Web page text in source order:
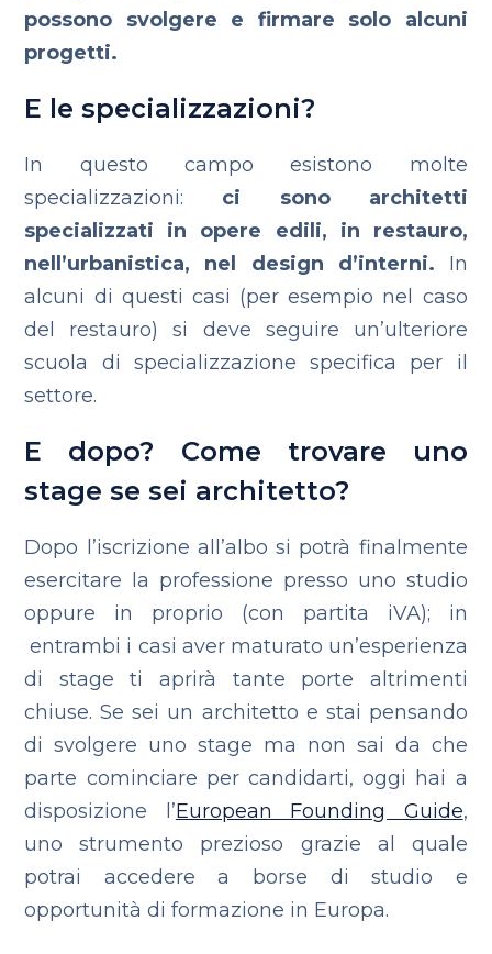
possono svolgere e firmare solo alcuni
progetti.
E le specializzazioni?
In questo campo esistono molte
specializzazioni: ci sono architetti
specializzati in opere edili, in restauro,
nell’urbanistica, nel design d’interni. In
alcuni di questi casi (per esempio nel caso
del restauro) si deve seguire un’ulteriore
scuola di specializzazione specifica per il
settore.
E dopo? Come trovare uno
stage se sei architetto?
Dopo l’iscrizione all’albo si potrà finalmente
esercitare la professione presso uno studio
oppure in proprio (con partita iVA); in
entrambi i casi aver maturato un’esperienza
di stage ti aprirà tante porte altrimenti
chiuse. Se sei un architetto e stai pensando
di svolgere uno stage ma non sai da che
parte cominciare per candidarti, oggi hai a
disposizione l’European Founding Guide,
uno strumento prezioso grazie al quale
potrai accedere a borse di studio e
opportunità di formazione in Europa.